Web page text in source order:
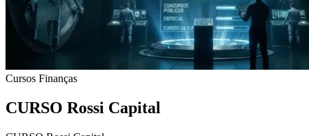
Cursos Finanças
CURSO Rossi Capital